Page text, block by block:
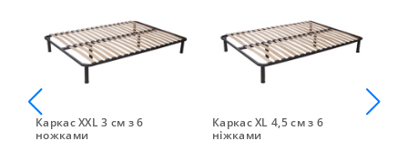
Каркас XXL 3 см з 6
ножками
Каркас XL 4,5 см з 6
ніжками